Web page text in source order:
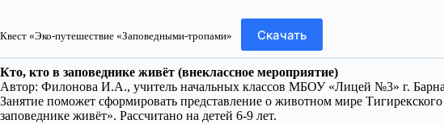
Квест «Эко-путешествие «Заповедными-тропами» Скачать
Кто, кто в заповеднике живёт (внеклассное мероприятие)
Автор: Филонова И.А., учитель начальных классов МБОУ «Лицей №3» г.
Занятие поможет сформировать представление о животном мире
заповеднике живёт». Рассчитано на детей 6-9 лет.